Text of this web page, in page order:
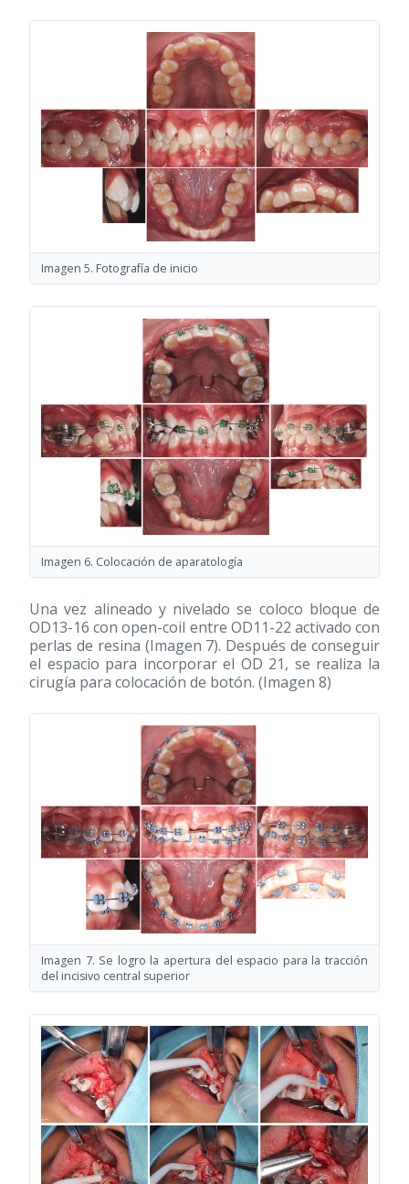
Imagen 5. Fotografía de inicio
Imagen 6. Colocación de aparatología
Una vez alineado y nivelado se coloco bloque de
OD13-16 con open-coil entre OD11-22 activado con
perlas de resina (Imagen 7). Después de conseguir
el espacio para incorporar el OD 21, se realiza la
cirugía para colocación de botón. (Imagen 8)
Imagen 7. Se logro la apertura del espacio para la tracción
del incisivo central superior